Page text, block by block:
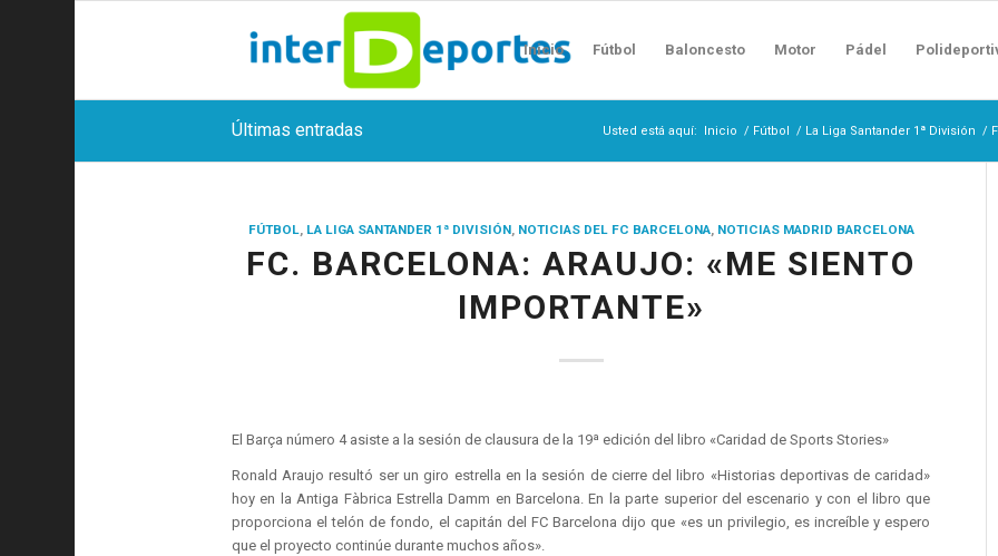
Inicio Fútbol Baloncesto Motor Pádel
Últimas entradas Usted está aquí: Inicio / Fútbol / La Liga Santander 1ª División /
FÚTBOL, LA LIGA SANTANDER 1ª DIVISIÓN, NOTICIAS DEL FC BARCELONA, NOTICIAS MADRID BARCELONA
FC. BARCELONA: ARAUJO: «ME SIENTO
IMPORTANTE»
El Barça número 4 asiste a la sesión de clausura de la 19ª edición del libro «Caridad de Sports Stories»
Ronald Araujo resultó ser un giro estrella en la sesión de cierre del libro «Historias deportivas de caridad»
hoy en la Antiga Fàbrica Estrella Damm en Barcelona. En la parte superior del escenario y con el libro que
proporciona el telón de fondo, el capitán del FC Barcelona dijo que «es un privilegio, es increíble y espero
que el proyecto continúe durante muchos años».